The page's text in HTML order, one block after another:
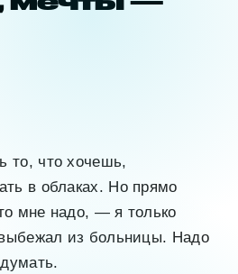
то, что хочешь,
в облаках. Но прямо
мне надо, — я только
из больницы. Надо